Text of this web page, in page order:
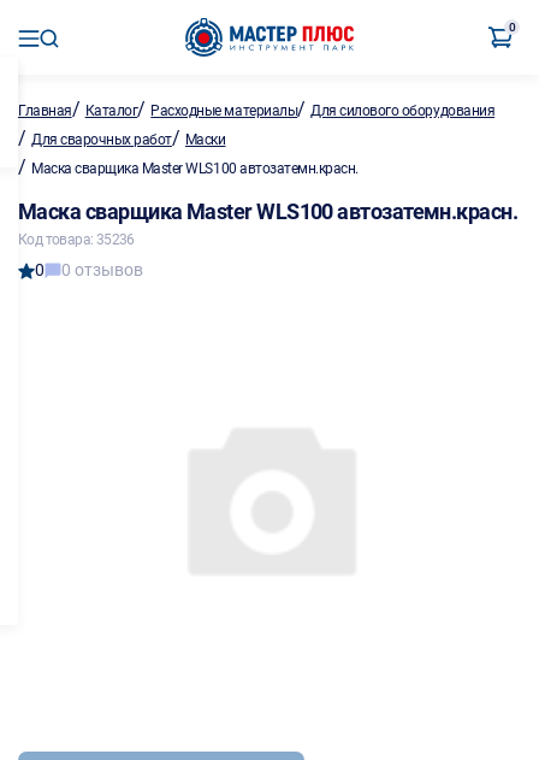
0
Главная/ Каталог/ Расходные материалы/Для силового оборудования
/ Для сварочных работ/ Маски
/ Маска сварщика Master WLS100 автозатемн.красн.
Маска сварщика Master WLS100 автозатемн.красн.
Код товара: 35236
0 0 отзывов